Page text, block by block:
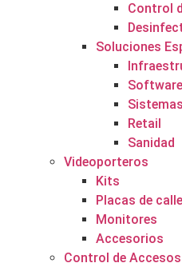
Control
Soluciones
Retail
Sanidad
Videoporteros
Kits
Placas de calle
Monitores
Accesorios
Control de Accesos